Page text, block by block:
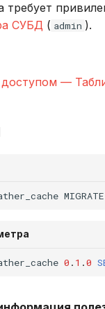
требует
СУБД ( admin ).
—
MIGRATE
0 . 1 .0